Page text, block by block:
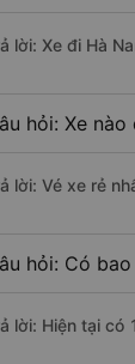
lời: Xe đi Hà
hỏi: Xe
lời: Vé xe rẻ
hỏi: Có
lời: Hiện tại có